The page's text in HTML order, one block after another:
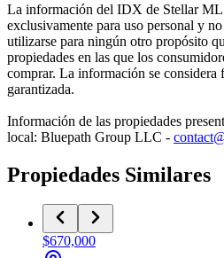
La información del IDX de Stellar
exclusivamente para uso personal y
utilizarse para ningún otro propósito
propiedades en las que los
comprar. La información se considera
garantizada.
Información de las propiedades
local: Bluepath Group LLC -
Propiedades Similares
$670,000